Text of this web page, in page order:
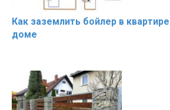
Как заземлить бойлер в
доме